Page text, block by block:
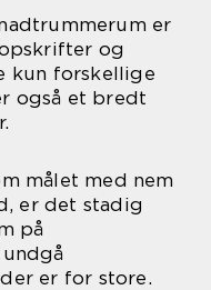
er
og
kun forskellige
også et bredt
målet med nem
er det stadig
på
er for store.